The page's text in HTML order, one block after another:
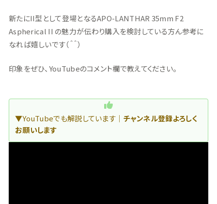
新たにII型として登場となるAPO-LANTHAR 35mm F2
Aspherical II の魅力が伝わり購入を検討している方ん参考に
なれば嬉しいです（＾＾）
印象をぜひ、YouTubeのコメント欄で教えてください。
▼YouTubeでも解説しています｜ チャンネル登録よろしく
お願いします